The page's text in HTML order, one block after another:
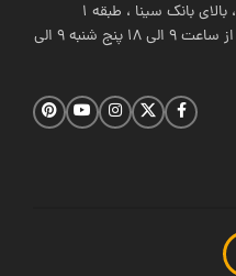
ساعت کاری شیراز: شنبه تا چهارشنبه از ساعت 9 الی 18 پنج شنبه 9 الی